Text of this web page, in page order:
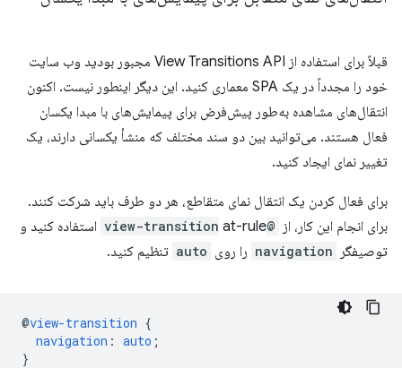
قبلاً برای استفاده از View Transitions API مجبور بودید وب سایت
خود را مجدداً در یک SPA معماری کنید. این دیگر اینطور نیست. اکنون
انتقال‌های مشاهده به‌طور پیش‌فرض برای پیمایش‌های با مبدا یکسان
فعال هستند. می‌توانید بین دو سند مختلف که منشأ یکسانی دارند، یک
تغییر نمای ایجاد کنید.
برای فعال کردن یک انتقال نمای متقاطع، هر دو طرف باید شرکت کنند.
برای انجام این کار، از @view-transition
at-rule استفاده کنید و
توصیفگر
navigation را روی auto تنظیم کنید.
@view-transition {
navigation : auto ;
}